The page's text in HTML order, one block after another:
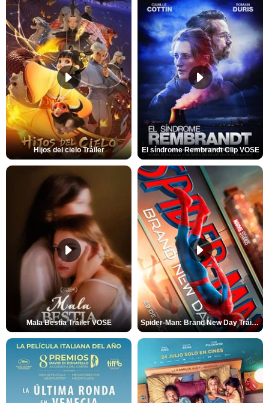
Hijos del cielo Tráiler El síndrome Rembrandt Clip VOSE
Mala Bèstia Tráiler VOSE Spider-Man: Brand New Day Tráiler (3)